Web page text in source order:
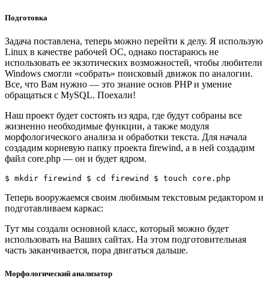
Подготовка
Задача поставлена, теперь можно перейти к делу. Я использую
Linux в качестве рабочей ОС, однако постараюсь не
использовать ее экзотических возможностей, чтобы любители
Windows смогли «собрать» поисковый движок по аналогии.
Все, что Вам нужно — это знание основ PHP и умение
обращаться с MySQL. Поехали!
Наш проект будет состоять из ядра, где будут собраны все
жизненно необходимые функции, а также модуля
морфологического анализа и обработки текста. Для начала
создадим корневую папку проекта firewind, а в ней создадим
файл core.php — он и будет ядром.
$ mkdir firewind $ cd firewind $ touch core.php
Теперь вооружаемся своим любимым текстовым редактором и
подготавливаем каркас:
Тут мы создали основной класс, который можно будет
использовать на Ваших сайтах. На этом подготовительная
часть заканчивается, пора двигаться дальше.
Морфологический анализатор